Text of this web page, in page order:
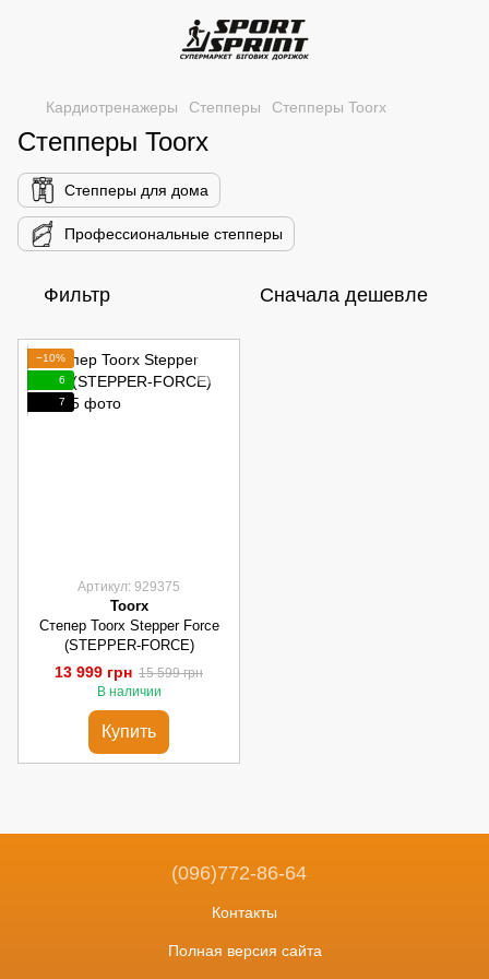
Кардиотренажеры Степперы Степперы Toorx
Степперы Toorx
Степперы для дома
Профессиональные степперы
Фильтр Сначала дешевле
−10%
6
7
Артикул: 929375
Toorx
Степер Toorx Stepper Force
(STEPPER-FORCE)
13 999 грн 15 599 грн
В наличии
Купить
(096)772-86-64
Контакты
Полная версия сайта